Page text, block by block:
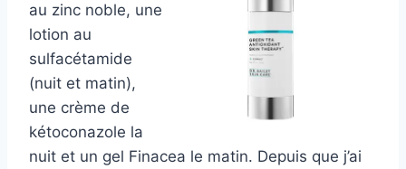
au zinc noble, une
lotion au
sulfacétamide
(nuit et matin),
une crème de
kétoconazole la
nuit et un gel Finacea le matin. Depuis que j’ai